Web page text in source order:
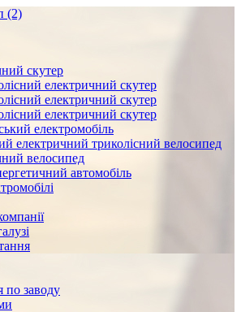
скутер
електричний скутер
електричний скутер
електричний скутер
електромобіль
електричний триколісний велосипед
велосипед
автомобіль
по заводу